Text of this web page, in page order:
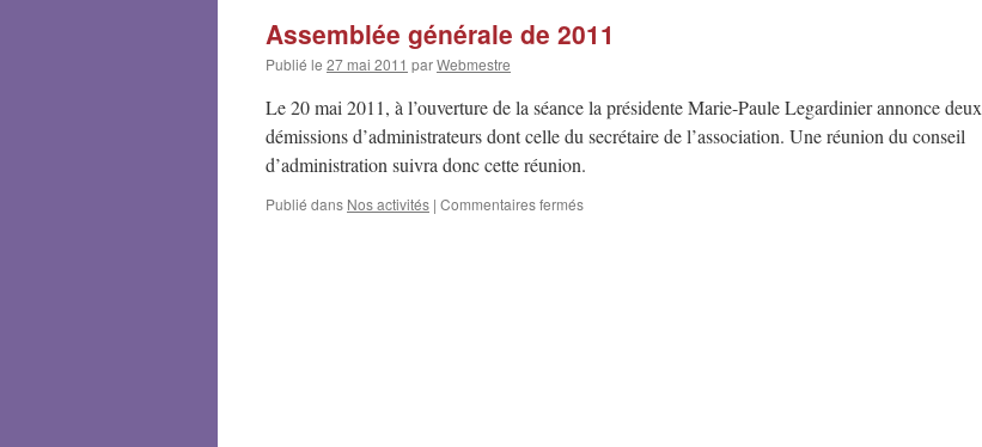
Assemblée générale de 2011
Publié le 27 mai 2011 parWebmestre
Le 20 mai 2011, à l’ouverture de la séance la présidente Marie-Paule Legardinier annonce deux
démissions d’administrateurs dont celle du secrétaire de l’association. Une réunion du conseil
d’administration suivra donc cette réunion.
Publié dans Nos activités | Commentaires ferméssur